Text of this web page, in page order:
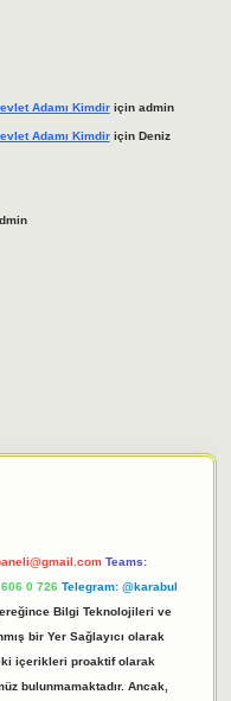
Adamı Kimdiriçin admin
Adamı Kimdiriçin Deniz
Teams:
0 726 Telegram: @karabul
Bilgi Teknolojileri ve
bir Yer Sağlayıcı olarak
içerikleri proaktif olarak
bulunmamaktadır. Ancak,